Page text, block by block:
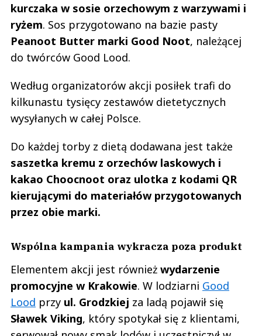
kurczaka w sosie orzechowym z warzywami i
ryżem. Sos przygotowano na bazie pasty
Peanoot Butter marki Good Noot, należącej
do twórców Good Lood.
Według organizatorów akcji posiłek trafi do
kilkunastu tysięcy zestawów dietetycznych
wysyłanych w całej Polsce.
Do każdej torby z dietą dodawana jest także
saszetka kremu z orzechów laskowych i
kakao Choocnoot oraz ulotka z kodami QR
kierującymi do materiałów przygotowanych
przez obie marki.
Wspólna kampania wykracza poza produkt
Elementem akcji jest również wydarzenie
promocyjne w Krakowie. W lodziarni Good
Lood przy ul. Grodzkiej za ladą pojawił się
Sławek Viking, który spotykał się z klientami,